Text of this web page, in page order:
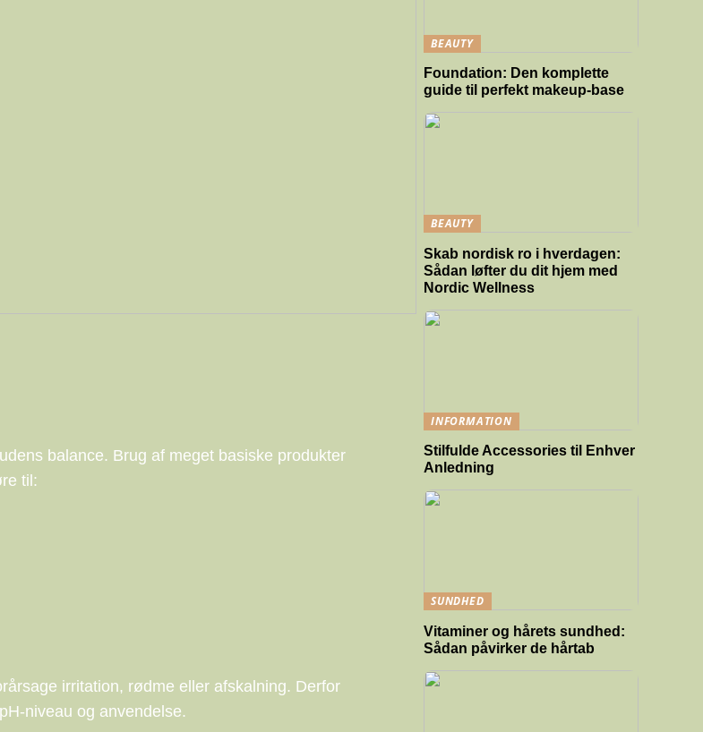
balance. Brug af meget basiske produkter
til:
irritation, rødme eller afskalning. Derfor
niveau og anvendelse.
BEAUTY
Foundation: Den komplette
guide til perfekt makeup-base
BEAUTY
Skab nordisk ro i hverdagen:
Sådan løfter du dit hjem med
Nordic Wellness
INFORMATION
Stilfulde Accessories til Enhver
Anledning
SUNDHED
Vitaminer og hårets sundhed:
Sådan påvirker de hårtab